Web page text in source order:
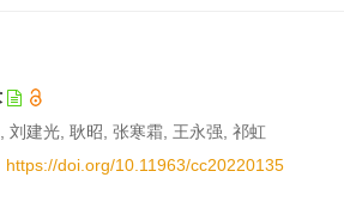
刘建光, 耿昭, 张寒霜, 王永强, 祁虹
https://doi.org/10.11963/cc20220135